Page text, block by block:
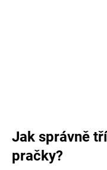
Jak správně
pračky?